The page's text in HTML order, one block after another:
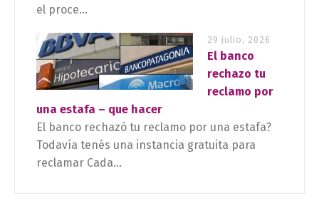
el proce...
29 julio, 2026
El banco
rechazo tu
reclamo por
una estafa – que hacer
El banco rechazó tu reclamo por una estafa?
Todavía tenés una instancia gratuita para
reclamar Cada...